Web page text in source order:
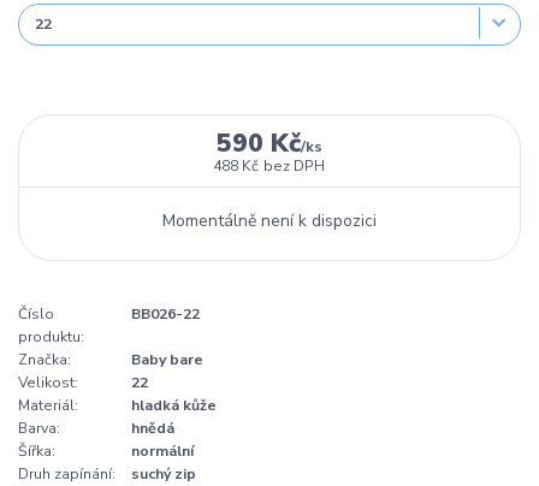
590 Kč/ks
488 Kč bez DPH
Momentálně není k dispozici
Číslo
produktu:
BB026-22
Značka:
Baby bare
Velikost:
22
Materiál:
hladká kůže
Barva:
hnědá
Šířka:
normální
Druh zapínání:
suchý zip